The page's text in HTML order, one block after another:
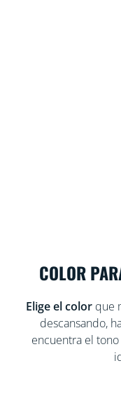
COLOR
Elige el color que
descansando,
encuentra el